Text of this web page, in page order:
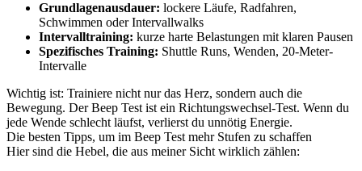
Grundlagenausdauer: lockere Läufe, Radfahren,
Schwimmen oder Intervallwalks
Intervalltraining: kurze harte Belastungen mit klaren Pausen
Spezifisches Training: Shuttle Runs, Wenden, 20-Meter-
Intervalle
Wichtig ist: Trainiere nicht nur das Herz, sondern auch die
Bewegung. Der Beep Test ist ein Richtungswechsel-Test. Wenn du
jede Wende schlecht läufst, verlierst du unnötig Energie.
Die besten Tipps, um im Beep Test mehr Stufen zu schaffen
Hier sind die Hebel, die aus meiner Sicht wirklich zählen: